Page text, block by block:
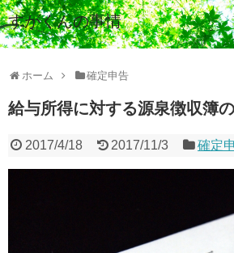
すがくんの事情
ホーム 確定申告
給与所得に対する源泉徴収簿の
2017/4/18 2017/11/3 確定